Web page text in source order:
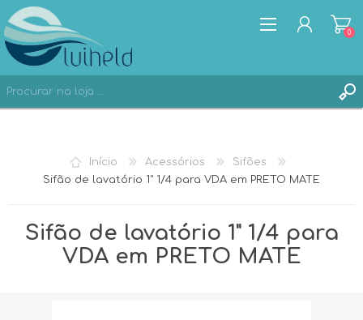
REGISTAR
ENTRAR
0
Início Acessórios
Sifões
Sifão de lavatório 1" 1/4 para VDA em PRETO MATE
Sifão de lavatório 1" 1/4 para
VDA em PRETO MATE